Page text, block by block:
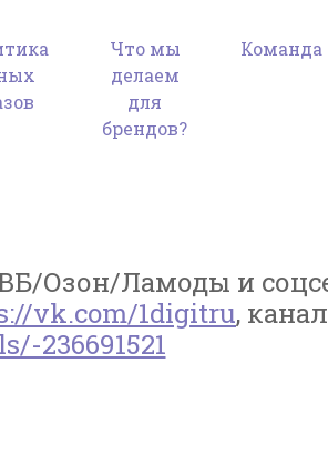
Что мы
делаем
для
брендов?
Команда
Озон/Ламоды и
vk.com/1digitru,
236691521